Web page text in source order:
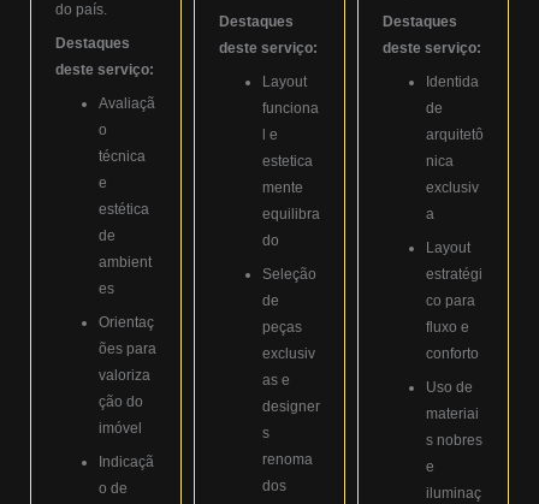
do país.
Destaques
deste serviço:
Avaliaçã
o
técnica
e
estética
de
ambient
es
Orientaç
ões para
valoriza
ção do
imóvel
Indicaçã
o de
Destaques
deste serviço:
Layout
funciona
l e
estetica
mente
equilibra
do
Seleção
de
peças
exclusiv
as e
designer
s
renoma
dos
Destaques
deste serviço:
Identida
de
arquitetô
nica
exclusiv
a
Layout
estratégi
co para
fluxo e
conforto
Uso de
materiai
s nobres
e
iluminaç